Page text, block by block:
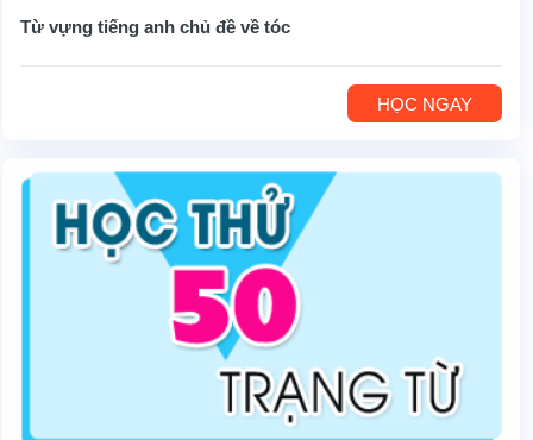
Từ vựng tiếng anh chủ đề về tóc
HỌC NGAY